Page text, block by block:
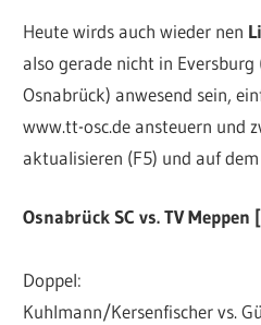
Heute wirds auch wieder nen
also gerade nicht in
Osnabrück) anwesend sein,
www.tt-osc.de ansteuern und
aktualisieren (F5) und auf
Osnabrück SC vs. TV Meppen
Doppel:
Kuhlmann/Kersenfischer vs.